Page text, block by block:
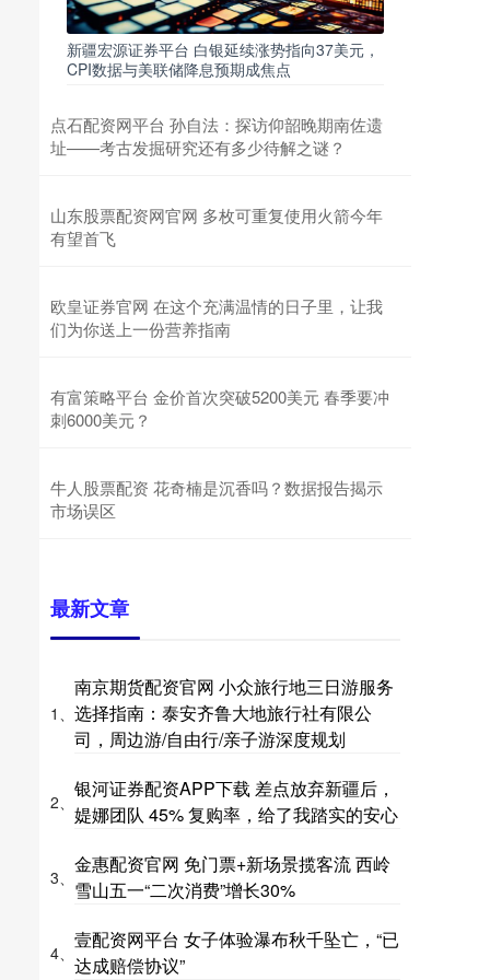
新疆宏源证券平台 白银延续涨势指向37美元，
CPI数据与美联储降息预期成焦点
点石配资网平台 孙自法：探访仰韶晚期南佐遗
址——考古发掘研究还有多少待解之谜？
山东股票配资网官网 多枚可重复使用火箭今年
有望首飞
欧皇证券官网 在这个充满温情的日子里，让我
们为你送上一份营养指南
有富策略平台 金价首次突破5200美元 春季要冲
刺6000美元？
牛人股票配资 花奇楠是沉香吗？数据报告揭示
市场误区
最新文章
1、
南京期货配资官网 小众旅行地三日游服务
选择指南：泰安齐鲁大地旅行社有限公
司，周边游/自由行/亲子游深度规划
2、
银河证券配资APP下载 差点放弃新疆后，
媞娜团队 45% 复购率，给了我踏实的安心
3、
金惠配资官网 免门票+新场景揽客流 西岭
雪山五一“二次消费”增长30%
4、
壹配资网平台 女子体验瀑布秋千坠亡，“已
达成赔偿协议”